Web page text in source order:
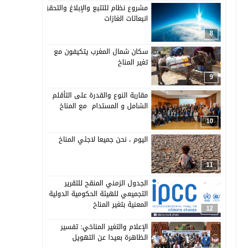
8
مشروع نظام للتتبع والإبلاغ والتحقق من
انبعاثات الغازات
9
سكان شمال المغرب يتكيفون مع
تغير المناخ
10
مقاربة النوع والقدرة على التأقلم
الشامل و المستدام مع المناخ
11
اليوم ، نحن جميعا لاجئي المناخ
12
الجدول الزمني المنقح للتقرير
التجميعي للهيئة الحكومية الدولية
المعنية بتغير المناخ
الإعلام والتغير المناخي: تفسير
الظاهرة بعيدا عن التهويل